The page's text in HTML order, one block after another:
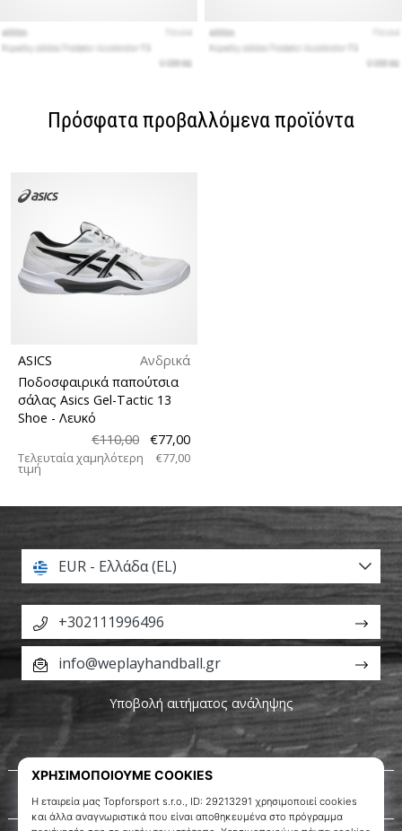
Πρόσφατα προβαλλόμενα προϊόντα
ASICS
Ανδρικά
Ποδοσφαιρικά παπούτσια
σάλας Asics Gel-Tactic 13
Shoe - Λευκό
€110,00
€77,00
Τελευταία χαμηλότερη
τιμή
€77,00
Σχετικά μ' εμάς
EUR - Ελλάδα (EL)
+302111996496
info@weplayhandball.gr
Υποβολή αιτήματος ανάληψης